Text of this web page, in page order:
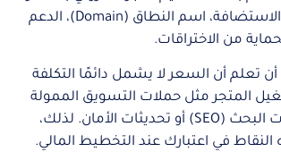
مختلفة تتضمن: الاستضافة، اسم النطاق (Domain)، الدعم
من الاختراقات.
تعلم أن السعر لا يشمل دائمًا التكلفة
المتجر مثل حملات التسويق الممولة
أو تحسين محركات البحث (SEO) أو تحديثات الأمان. لذلك،
في اعتبارك عند التخطيط المالي.